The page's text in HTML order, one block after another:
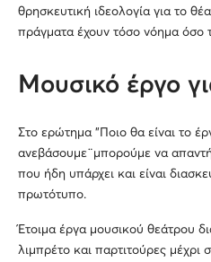
θρησκευτική ιδεολογία για το
πράγματα έχουν τόσο νόημα όσο
Μουσικό έργο
Στο ερώτημα "Ποιο θα είναι το
ανεβάσουμε¨μπορούμε να
που ήδη υπάρχει και είναι
πρωτότυπο.
Έτοιμα έργα μουσικού θεάτρου
λιμπρέτο και παρτιτούρες μέχρι